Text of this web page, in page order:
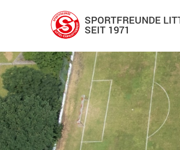
SPORTFREUNDE
SEIT 1971